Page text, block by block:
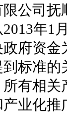
限公司
年1
府资金
标准的
有相关
产业化推